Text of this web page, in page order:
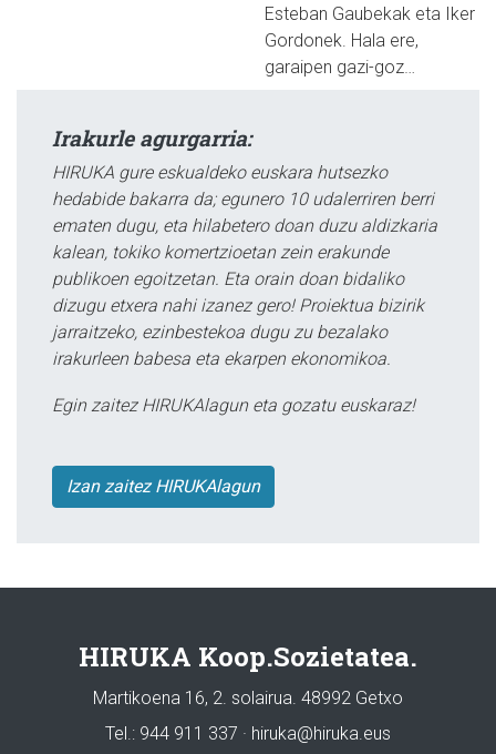
Esteban Gaubekak eta Iker
Gordonek. Hala ere,
garaipen gazi-goz…
Irakurle agurgarria:
HIRUKA gure eskualdeko euskara hutsezko
hedabide bakarra da; egunero 10 udalerriren berri
ematen dugu, eta hilabetero doan duzu aldizkaria
kalean, tokiko komertzioetan zein erakunde
publikoen egoitzetan. Eta orain doan bidaliko
dizugu etxera nahi izanez gero! Proiektua bizirik
jarraitzeko, ezinbestekoa dugu zu bezalako
irakurleen babesa eta ekarpen ekonomikoa.
Egin zaitez HIRUKAlagun eta gozatu euskaraz!
Izan zaitez HIRUKAlagun
HIRUKA Koop.Sozietatea.
Martikoena 16, 2. solairua. 48992 Getxo
Tel.: 944 911 337 · hiruka@hiruka.eus